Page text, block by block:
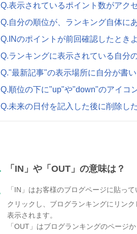
Q.表示されているポイント数がアク
Q.自分の順位が、ランキング自体に
Q.INのポイントが前回確認したとき
Q.ランキングに表示されている自分
Q."最新記事"の表示場所に自分が書
Q.順位の下に"up"や"down"のアイコ
Q.未来の日付を記入した後に削除し
「IN」や「OUT」の意味は？
「IN」はお客様のブログページに貼っ
クリックし、ブログランキングにリン
表示されます。
「OUT」はブログランキングのページ